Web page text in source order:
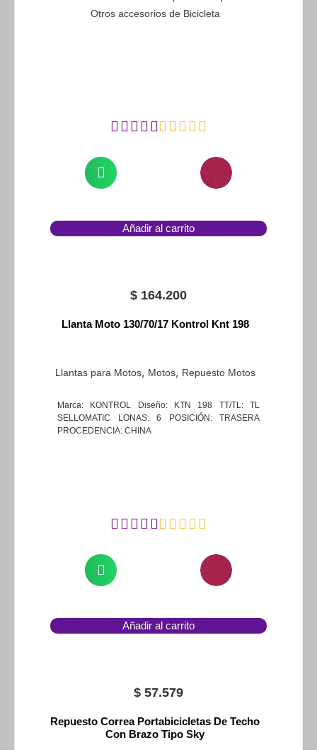
Otros accesorios de Bicicleta
Añadir al carrito
$ 164.200
Llanta Moto 130/70/17 Kontrol Knt 198
Llantas para Motos, Motos, Repuesto Motos
Marca: KONTROL Diseño: KTN 198 TT/TL: TL
SELLOMATIC LONAS: 6 POSICIÓN: TRASERA
PROCEDENCIA: CHINA
Añadir al carrito
$ 57.579
Repuesto Correa Portabicicletas De Techo
Con Brazo Tipo Sky